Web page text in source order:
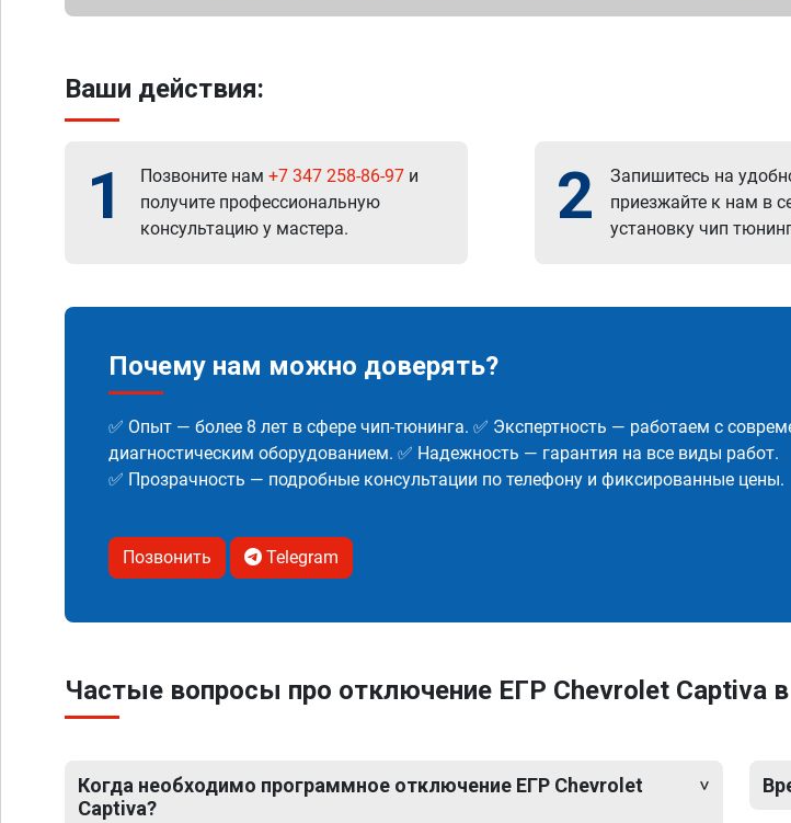
Ваши действия:
1 Позвоните нам +7 347 258-86-97 и
получите профессиональную
консультацию у мастера.
2
Запишитесь на
приезжайте к нам в
установку чип
Почему нам можно доверять?
✅ Опыт — более 8 лет в сфере чип-тюнинга. ✅ Экспертность — работаем с
диагностическим оборудованием. ✅ Надежность — гарантия на все виды работ.
✅ Прозрачность — подробные консультации по телефону и фиксированные цены.
Позвонить Telegram
Частые вопросы про отключение ЕГР Chevrolet Captiva
Когда необходимо программное отключение ЕГР Chevrolet
Captiva?